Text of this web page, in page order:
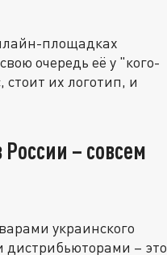
площадках
очередь её у "кого-
их логотип, и
– совсем
украинского
дистрибьюторами – это